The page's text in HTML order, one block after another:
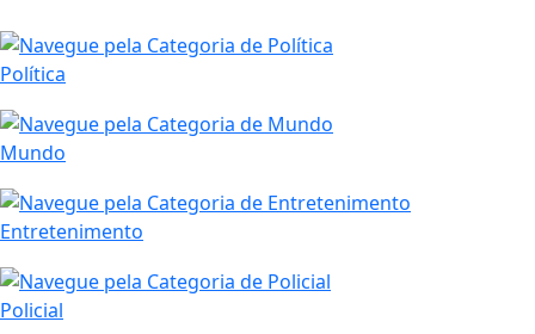
Política
Mundo
Entretenimento
Policial